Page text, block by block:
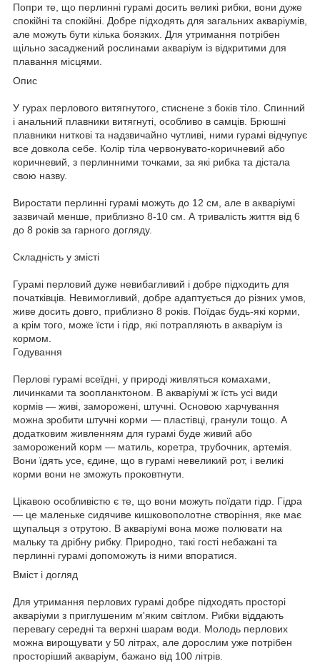
Попри те, що перлинні гурамі досить великі рибки, вони дуже
спокійні та спокійні. Добре підходять для загальних акваріумів,
але можуть бути кілька боязких. Для утримання потрібен
щільно засаджений рослинами акваріум із відкритими для
плавання місцями.
Опис
У гурах перлового витягнутого, стиснене з боків тіло. Спинний
і анальний плавники витягнуті, особливо в самців. Брюшні
плавники ниткові та надзвичайно чутливі, ними гурамі відчупує
все довкола себе. Колір тіла червонувато-коричневий або
коричневий, з перлинними точками, за які рибка та дістала
свою назву.
Виростати перлинні гурамі можуть до 12 см, але в акваріумі
зазвичай менше, приблизно 8-10 см. А тривалість життя від 6
до 8 років за гарного догляду.
Складність у змісті
Гурамі перловий дуже невибагливий і добре підходить для
початківців. Невимогливий, добре адаптується до різних умов,
живе досить довго, приблизно 8 років. Поїдає будь-які корми,
а крім того, може їсти і гідр, які потрапляють в акваріум із
кормом.
Годування
Перлові гурамі всеїдні, у природі живляться комахами,
личинками та зоопланктоном. В акваріумі ж їсть усі види
кормів — живі, заморожені, штучні. Основою харчування
можна зробити штучні корми — пластівці, гранули тощо. А
додатковим живленням для гурамі буде живий або
заморожений корм — матиль, коретра, трубочник, артемія.
Вони їдять усе, єдине, що в гурамі невеликий рот, і великі
корми вони не зможуть проковтнути.
Цікавою особливістю є те, що вони можуть поїдати гідр. Гідра
— це маленьке сидячиве кишковополотне створіння, яке має
щупальця з отрутою. В акваріумі вона може полювати на
мальку та дрібну рибку. Природно, такі гості небажані та
перлинні гурамі допоможуть із ними впоратися.
Вміст і догляд
Для утримання перлових гурамі добре підходять просторі
акваріуми з приглушеним м'яким світлом. Рибки віддають
перевагу середні та верхні шарам води. Молодь перлових
можна вирощувати у 50 літрах, але дорослим уже потрібен
просторіший акваріум, бажано від 100 літрів.